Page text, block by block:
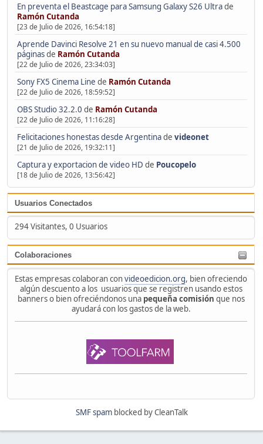
En preventa el Beastcage para Samsung Galaxy S26 Ultrade
Ramón Cutanda
[23 de Julio de 2026, 16:54:18]
Aprende Davinci Resolve 21 en su nuevo manual de casi 4.500
páginasde Ramón Cutanda
[22 de Julio de 2026, 23:34:03]
Sony FX5 Cinema Line de Ramón Cutanda
[22 de Julio de 2026, 18:59:52]
OBS Studio 32.2.0 de Ramón Cutanda
[22 de Julio de 2026, 11:16:28]
Felicitaciones honestas desde Argentinade videonet
[21 de Julio de 2026, 19:32:11]
Captura y exportacion de video HD de Poucopelo
[18 de Julio de 2026, 13:56:42]
Usuarios Conectados
294 Visitantes, 0 Usuarios
Colaboraciones
Estas empresas colaboran convideoedicion.org, bien ofreciendo
algún descuento a los usuarios que se registren usando estos
banners o bien ofreciéndonos una pequeña comisión que nos
ayudará con los gastos de la web.
SMF spamblocked by CleanTalk